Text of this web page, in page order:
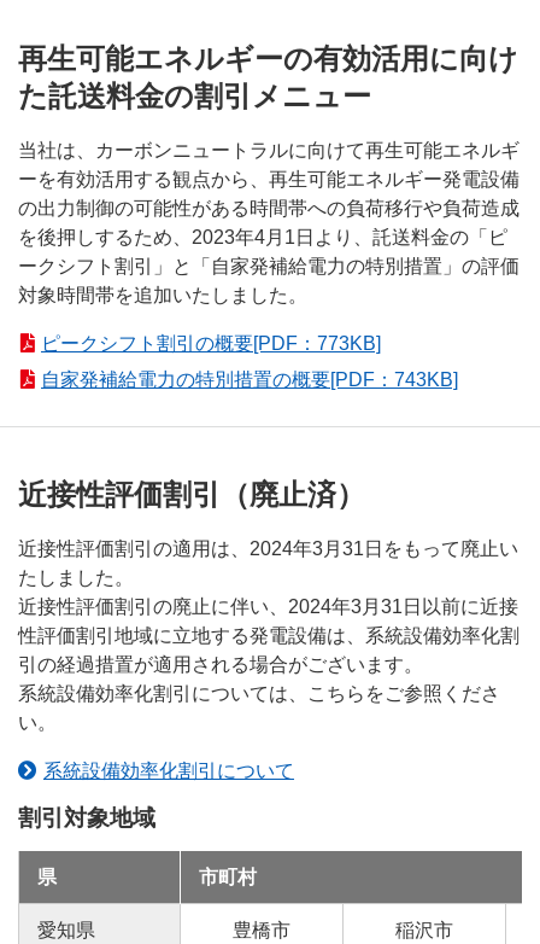
再生可能エネルギーの有効活用に向け
た託送料金の割引メニュー
当社は、カーボンニュートラルに向けて再生可能エネルギ
ーを有効活用する観点から、再生可能エネルギー発電設備
の出力制御の可能性がある時間帯への負荷移行や負荷造成
を後押しするため、2023年4月1日より、託送料金の「ピ
ークシフト割引」と「自家発補給電力の特別措置」の評価
対象時間帯を追加いたしました。
ピークシフト割引の概要[PDF：773KB]
自家発補給電力の特別措置の概要[PDF：743KB]
近接性評価割引（廃止済）
近接性評価割引の適用は、2024年3月31日をもって廃止い
たしました。
近接性評価割引の廃止に伴い、2024年3月31日以前に近接
性評価割引地域に立地する発電設備は、系統設備効率化割
引の経過措置が適用される場合がございます。
系統設備効率化割引については、こちらをご参照くださ
い。
系統設備効率化割引について
割引対象地域
県 市町村
愛知県 豊橋市 稲沢市